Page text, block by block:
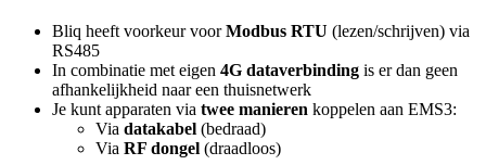
Bliq heeft voorkeur voorModbus RTU (lezen/schrijven) via
RS485
In combinatie met eigen 4G dataverbinding is er dan geen
afhankelijkheid naar een thuisnetwerk
Je kunt apparaten via twee manieren koppelen aan EMS3:
Via datakabel (bedraad)
Via RF dongel (draadloos)